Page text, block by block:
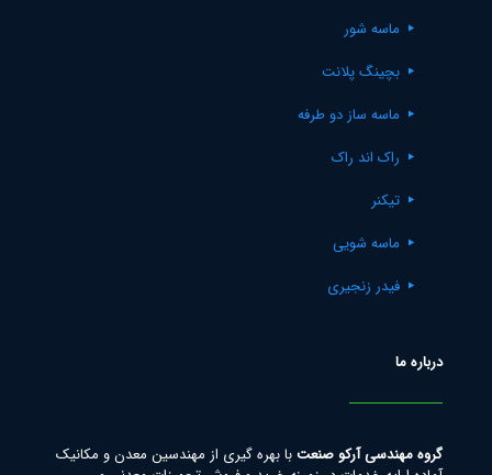
ماسه شور
بچینگ پلانت
ماسه ساز دو طرفه
راک اند راک
تیکنر
ماسه شویی
فیدر زنجیری
درباره ما
گروه مهندسی آرکو صنعتبا بهره گیری از مهندسین معدن و مکانیک